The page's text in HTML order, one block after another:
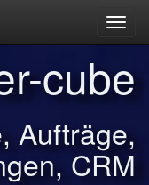
cube
Aufträge,
CRM